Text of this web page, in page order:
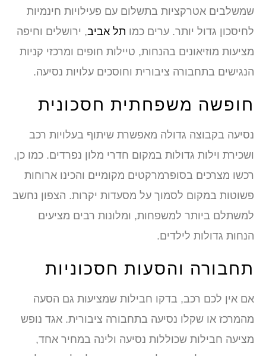
שמשלבים אטרקציות בתשלום עם פעילויות חינמיות
לחיסכון גדול יותר. ערים כמו תל אביב, ירושלים וחיפה
מציעות מוזיאונים בהנחות, טיילות חופים ומרכזי קניות
הנגישים בתחבורה ציבורית וחוסכים עלויות נסיעה.
חופשה משפחתית חסכונית
נסיעה בקבוצה גדולה מאפשרת שיתוף בעלויות רכב
ושכירת וילות גדולות במקום חדרי מלון נפרדים. כמו כן,
רכשו מצרכים בסופרמרקטים מקומיים והכינו ארוחות
פשוטות במקום לסמוך על מסעדות יקרות. הצפון נחשב
למשתלם ביותר למשפחות, ומלונות רבים מציעים
הנחות גדולות לילדים.
תחבורה והסעות חסכוניות
אם אין לכם רכב, בדקו חבילות שמציעות גם הסעה
מהמרכז או שקלו נסיעה בתחבורה ציבורית. אגד נופש
מציעה חבילות שכוללות נסיעה ולינה במחיר אחד,